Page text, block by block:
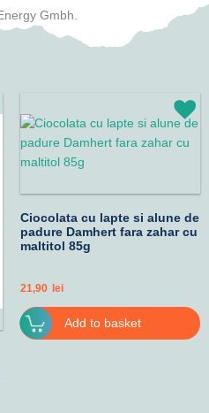
Gmbh.
Ciocolata cu lapte si alune de
padure Damhert fara zahar cu
maltitol 85g
21,90 lei
Add to basket